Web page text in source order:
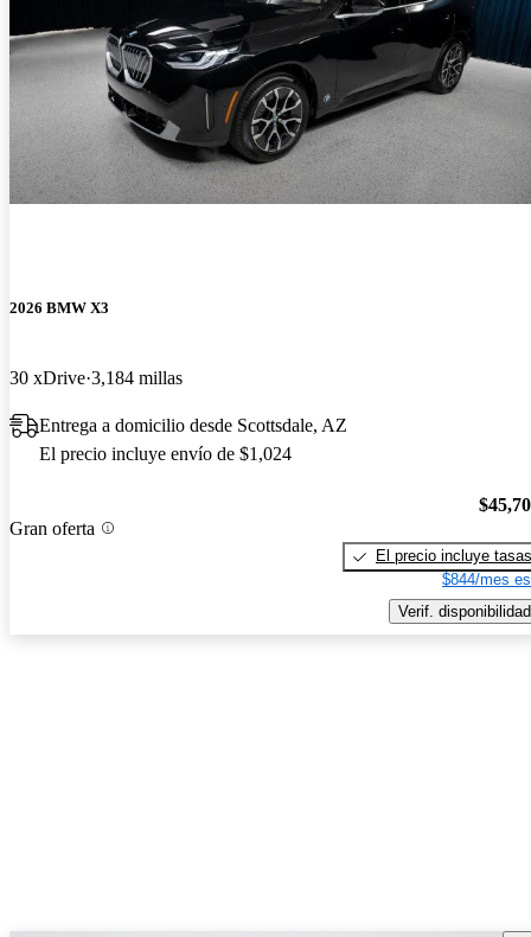
2026 BMW X3
30 xDrive 3,184 millas
Entrega a domicilio desde Scottsdale, AZ
El precio incluye envío de $1,024
Gran oferta
El precio incluye tasas
$844/mes
Verif. disponibilidad